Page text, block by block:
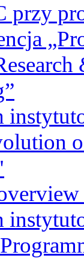
przy